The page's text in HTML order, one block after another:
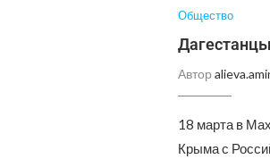
Общество
Автор
18 марта в
Крыма с